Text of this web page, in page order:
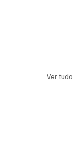
Ver tudo